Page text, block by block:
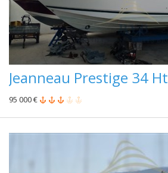
Jeanneau Prestige 34 Ht
95 000 €